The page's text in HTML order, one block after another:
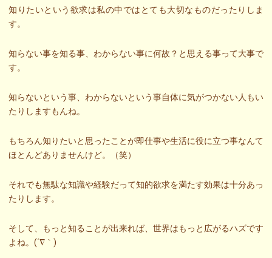
知りたいという欲求は私の中ではとても大切なものだったりしま
す。
知らない事を知る事、わからない事に何故？と思える事って大事で
す。
知らないという事、わからないという事自体に気がつかない人もい
たりしますもんね。
もちろん知りたいと思ったことが即仕事や生活に役に立つ事なんて
ほとんどありませんけど。（笑）
それでも無駄な知識や経験だって知的欲求を満たす効果は十分あっ
たりします。
そして、もっと知ることが出来れば、世界はもっと広がるハズです
よね。(´∇｀)